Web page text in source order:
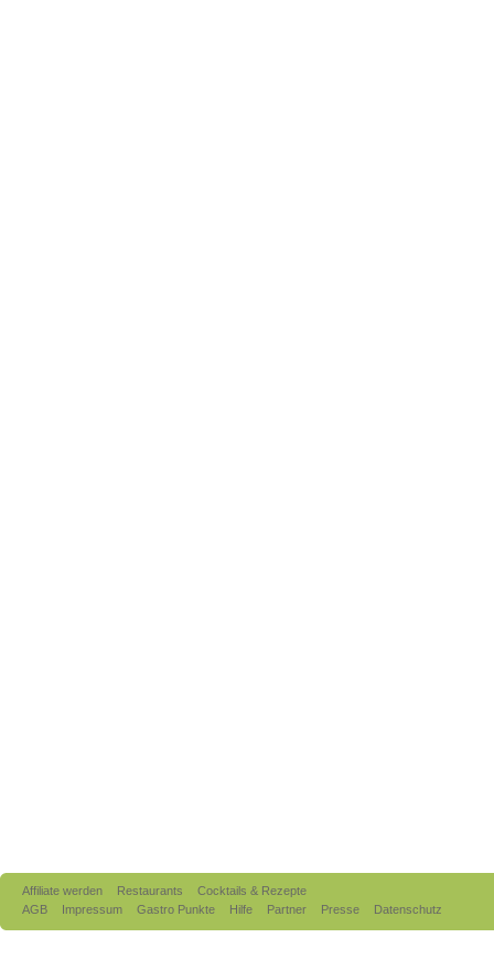
Affiliate werden Restaurants
Cocktails & Rezepte
AGB
Impressum Gastro Punkte Hilfe Partner Presse Datenschutz